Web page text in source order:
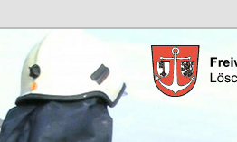
Rodenkirchen